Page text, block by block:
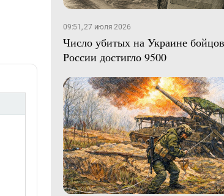
09:51, 27 июля 2026
Число убитых на Украине
России достигло 9500